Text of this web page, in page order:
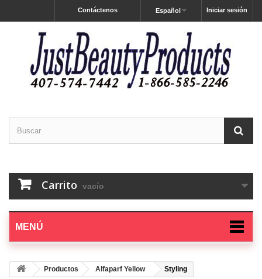
Iniciar sesión
Español
Contáctenos
Carrito vacío
MENÚ
Productos Alfaparf Yellow Styling